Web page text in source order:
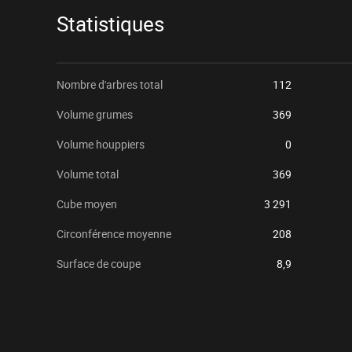
Statistiques
Nombre d'arbres total 112
Volume grumes
369
Volume houppiers
0
Volume total
369
Cube moyen
3 291
Circonférence moyenne
208
Surface de coupe
8,9